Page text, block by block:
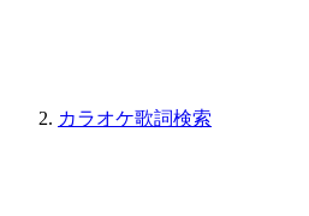
カラオケ歌詞検索